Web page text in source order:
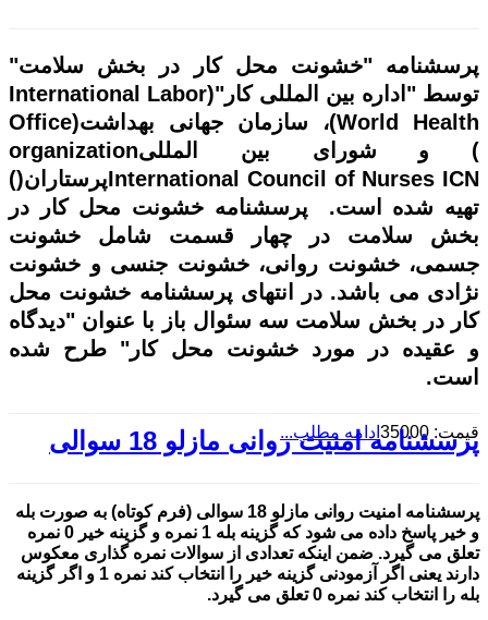
پرسشنامه "خشونت محل کار در بخش سلامت"
توسط "اداره بین المللی کار"(International Labor
Office)، سازمان جهانی بهداشت(World Health
organization) و شورای بین المللی
پرستاران(International Council of Nurses ICN
)
تهیه شده است. پرسشنامهخشونت محل کار در
بخش سلامت در چهار قسمت شامل خشونت
جسمی، خشونت روانی، خشونت جنسی و خشونت
نژادی می باشد. در انتهای پرسشنامه خشونت محل
کار در بخش سلامت سه سئوال باز با عنوان "دیدگاه
و عقیده در مورد خشونت محل کار" طرح شده
است.
قیمت: 35000 ادامه مطلب...
پرسشنامه امنیت روانی مازلو 18 سوالی
پرسشنامه امنیت روانی مازلو 18 سوالی (فرم کوتاه) به صورت بله
و خیر پاسخ داده می شود که گزینه بله 1 نمره و گزینه خیر 0 نمره
تعلق می گیرد. ضمن اینکه تعدادی از سوالات نمره گذاری معکوس
دارند یعنی اگر آزمودنی گزینه خیر را انتخاب کند نمره 1 و اگر گزینه
بله را انتخاب کند نمره 0 تعلق می گیرد.